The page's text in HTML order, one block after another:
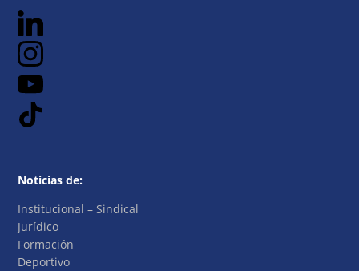
Noticias de:
Institucional – Sindical
Jurídico
Formación
Deportivo